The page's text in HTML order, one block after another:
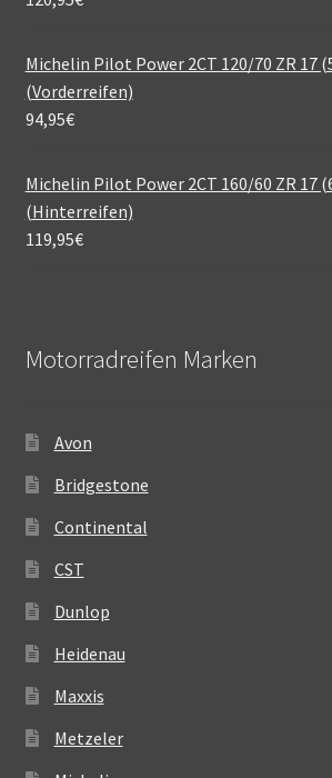
Michelin Pilot Power 2CT 120/70 ZR 17
(Vorderreifen)
94,95€
Michelin Pilot Power 2CT 160/60 ZR 17
(Hinterreifen)
119,95€
Motorradreifen Marken
Avon
Bridgestone
Continental
CST
Dunlop
Heidenau
Maxxis
Metzeler